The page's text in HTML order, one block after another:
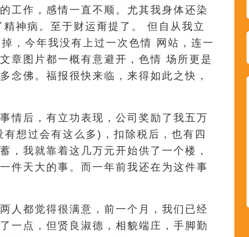
工作，感情一直不顺。尤其我身体还染
神病。至于财运甭提了。 但自从我立
，今年我没有上过一次色情 网站，连一
章图片都一概有意避开，色情 场所更是
念佛。福报很快来临，来得如此之快，
情后，有立功表现，公司奖励了我五万
想过会有这么多)，扣除税后，也有四
，我就靠着这几万元开始供了一个楼，
件天大的事。而一年前我还在为这件事
人都觉得很满意，前一个月，我们已经
一点，但贤良淑德，相貌端庄，手脚勤